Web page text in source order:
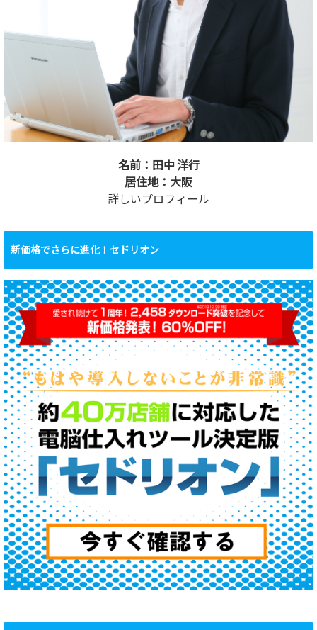
名前：田中 洋行
居住地：大阪
詳しいプロフィール
新価格でさらに進化！セドリオン